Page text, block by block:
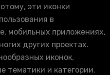
эти иконки
в
мобильных приложениях,
других проектах.
иконок,
тематики и категории.